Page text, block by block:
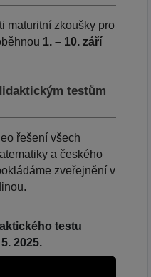
maturitní zkoušky pro
1. – 10. září
testům
řešení všech
a českého
zveřejnění v
testu
2025.